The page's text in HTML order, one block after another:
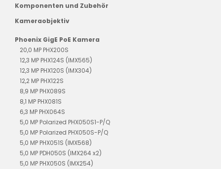
Komponenten und Zubehör
Kameraobjektiv
Phoenix GigE PoE Kamera
20,0 MP PHX200S
12,3 MP PHX124S (IMX565)
12,3 MP PHX120S (IMX304)
12,2 MP PHX122S
8,9 MP PHX089S
8,1 MP PHX081S
6,3 MP PHX064S
5,0 MP Polarized PHX050S1-P/Q
5,0 MP Polarized PHX050S-P/Q
5,0 MP PHX051S (IMX568)
5,0 MP PDH050S (IMX264 x2)
5,0 MP PHX050S (IMX254)